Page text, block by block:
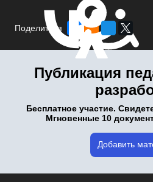
Поделиться
Публикация
Бесплатное участие.
Мгновенные 10
Добавить